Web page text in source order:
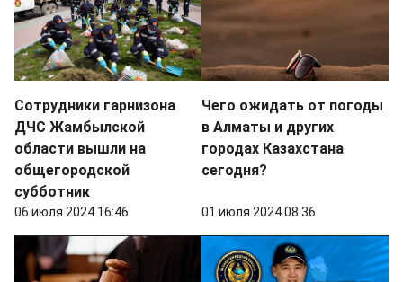
Сотрудники гарнизона
ДЧС Жамбылской
области вышли на
общегородской
субботник
06 июля 2024 16:46
Чего ожидать от погоды
в Алматы и других
городах Казахстана
сегодня?
01 июля 2024 08:36